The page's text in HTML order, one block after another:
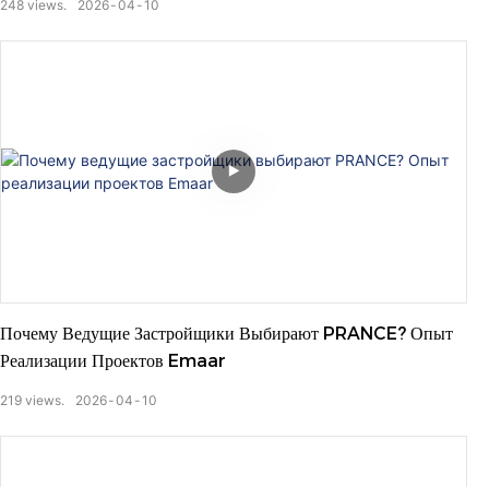
2026 04 10
248 views.
Почему Ведущие Застройщики Выбирают PRANCE? Опыт
Реализации Проектов Emaar
2026 04 10
219 views.